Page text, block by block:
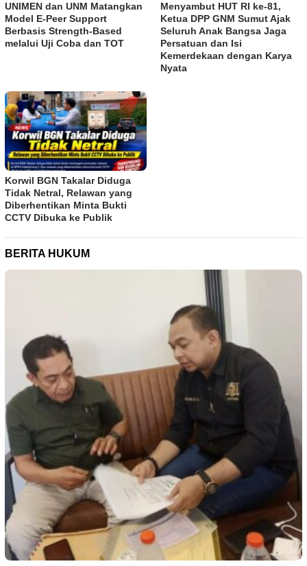
UNIMEN dan UNM Matangkan
Model E-Peer Support
Berbasis Strength-Based
melalui Uji Coba dan TOT
Menyambut HUT RI ke-81,
Ketua DPP GNM Sumut Ajak
Seluruh Anak Bangsa Jaga
Persatuan dan Isi
Kemerdekaan dengan Karya
Nyata
Korwil BGN Takalar Diduga
Tidak Netral, Relawan yang
Diberhentikan Minta Bukti
CCTV Dibuka ke Publik
BERITA HUKUM